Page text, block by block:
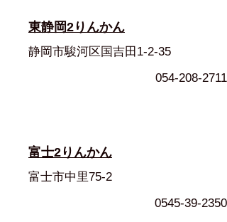
東静岡2りんかん
静岡市駿河区国吉田1-2-35
054-208-2711
富士2りんかん
富士市中里75-2
0545-39-2350